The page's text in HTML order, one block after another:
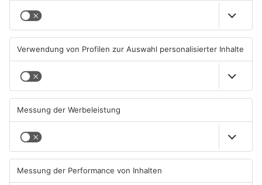
Traumstart – Alzenau und
Offenbach verlieren
02.08.2026, 08:29 UHR IN SPORT
Saisonstart für Viktoria
Aschaffenburg und Bayern
01.08.2026, 08:40 UHR IN SPORT